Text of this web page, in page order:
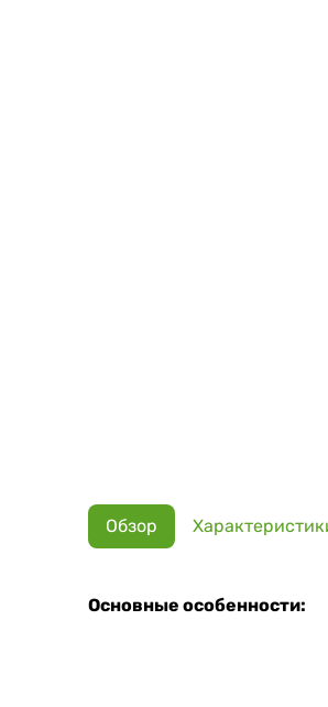
Обзор
Основные особенности: